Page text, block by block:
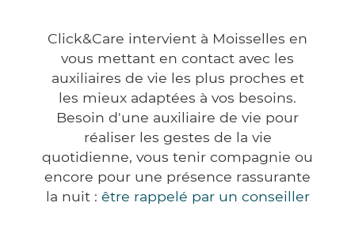
Click&Care intervient à Moisselles en
vous mettant en contact avec les
auxiliaires de vie les plus proches et
les mieux adaptées à vos besoins.
Besoin d'une auxiliaire de vie pour
réaliser les gestes de la vie
quotidienne, vous tenir compagnie ou
encore pour une présence rassurante
la nuit : être rappelé par un conseiller